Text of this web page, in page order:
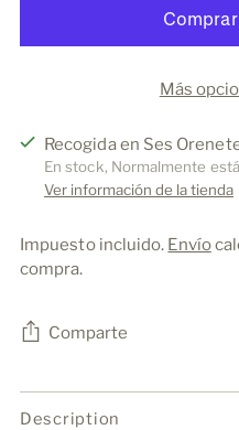
Más
Recogida en Ses
En stock, Normalmente
Ver información de la tienda
Impuesto incluido. Envío
compra.
Comparte
Añadir
un
Description